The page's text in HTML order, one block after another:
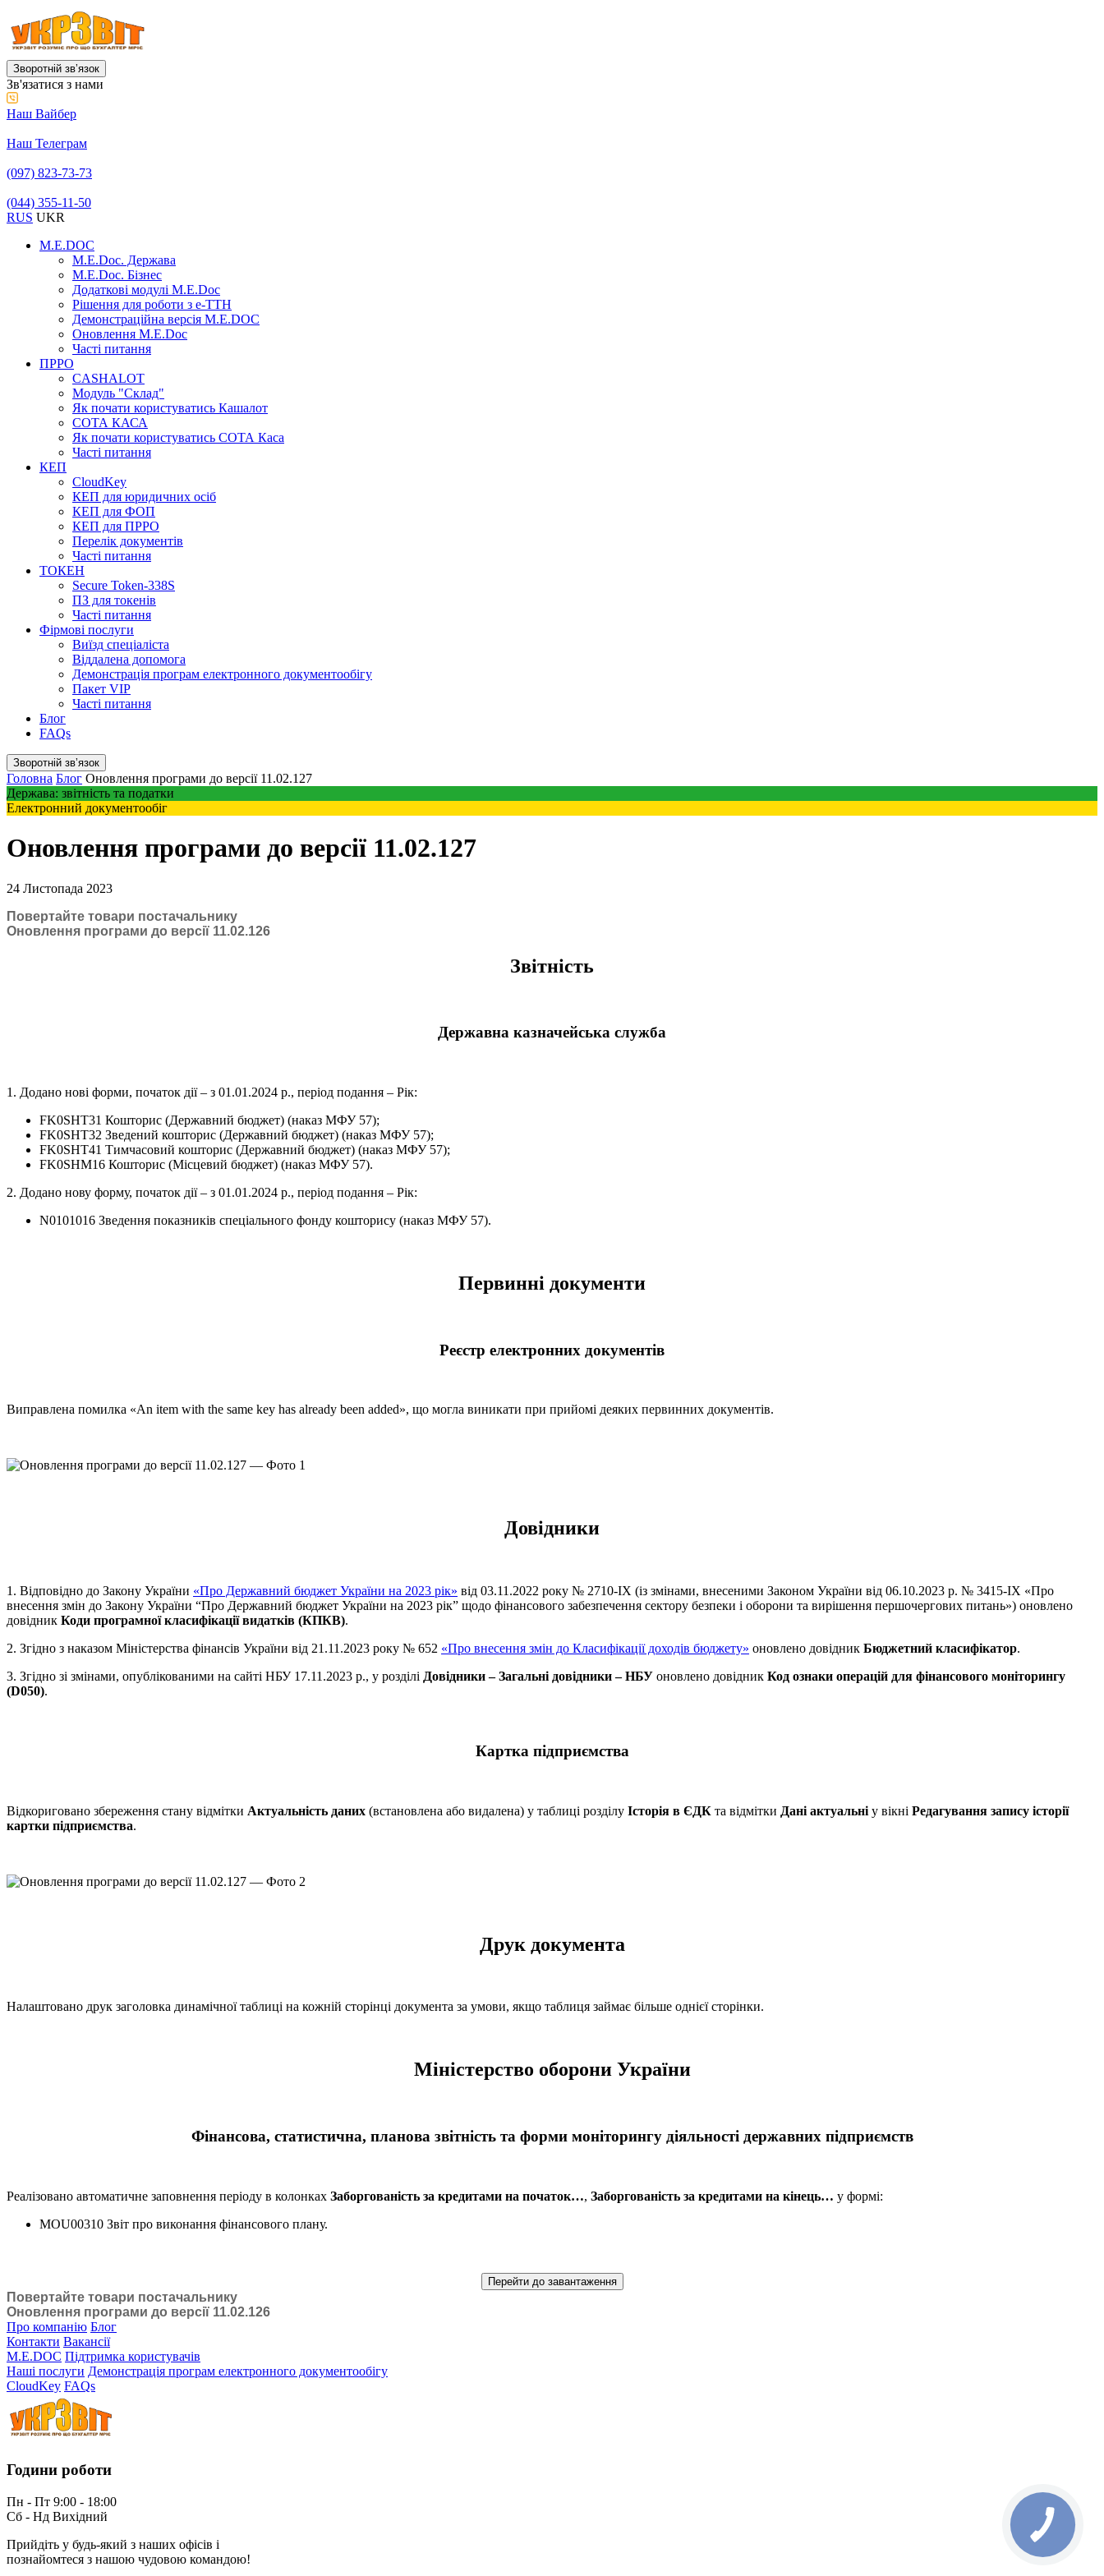
Зворотній звʼязок
Зв'язатися з нами
Наш Вайбер
Наш Телеграм
(097) 823-73-73
(044) 355-11-50
RUS UKR
M.E.DOC
M.E.Doc. Держава
M.E.Doc. Бізнес
Додаткові модулі M.E.Doc
Рішення для роботи з е-ТТН
Демонстраційна версія M.E.DOC
Оновлення M.E.Doc
Часті питання
ПРРО
CASHALOT
Модуль "Склад"
Як почати користуватись Кашалот
СОТА КАСА
Як почати користуватись СОТА Каса
Часті питання
КЕП
CloudKey
КЕП для юридичних осіб
КЕП для ФОП
КЕП для ПРРО
Перелік документів
Часті питання
ТОКЕН
Secure Token-338S
ПЗ для токенів
Часті питання
Фірмові послуги
Виїзд спеціаліста
Віддалена допомога
Демонстрація програм електронного документообігу
Пакет VIP
Часті питання
Блог
FAQs
Зворотній звʼязок
Головна Блог Оновлення програми до версії 11.02.127
Держава: звітність та податки
Електронний документообіг
Оновлення програми до версії 11.02.127
24 Листопада 2023
Повертайте товари постачальнику
Оновлення програми до версії 11.02.126
Звітність
Державна казначейська служба
1. Додано нові форми, початок дії – з 01.01.2024 р., період подання – Рік:
FK0SHT31 Кошторис (Державний бюджет) (наказ МФУ 57);
FK0SHT32 Зведений кошторис (Державний бюджет) (наказ МФУ 57);
FK0SHT41 Тимчасовий кошторис (Державний бюджет) (наказ МФУ 57);
FK0SHM16 Кошторис (Місцевий бюджет) (наказ МФУ 57).
2. Додано нову форму, початок дії – з 01.01.2024 р., період подання – Рік:
N0101016 Зведення показників спеціального фонду кошторису (наказ МФУ 57).
Первинні документи
Реєстр електронних документів
Виправлена помилка «An item with the same key has already been added», що могла виникати при прийомі деяких первинних документів.
Довідники
1. Відповідно до Закону України «Про Державний бюджет України на 2023 рік» від 03.11.2022 року № 2710-IX (із змінами, внесеними Законом України від 06.10.2023 р. № 3415-IX «Про
внесення змін до Закону України “Про Державний бюджет України на 2023 рік” щодо фінансового забезпечення сектору безпеки і оборони та вирішення першочергових питань») оновлено
довідник Коди програмної класифікації видатків (КПКВ).
2. Згідно з наказом Міністерства фінансів України від 21.11.2023 року № 652 «Про внесення змін до Класифікації доходів бюджету» оновлено довідник Бюджетний класифікатор.
3. Згідно зі змінами, опублікованими на сайті НБУ 17.11.2023 р., у розділі Довідники – Загальні довідники – НБУ оновлено довідник Код ознаки операцій для фінансового моніторингу
(D050).
Картка підприємства
Відкориговано збереження стану відмітки Актуальність даних (встановлена або видалена) у таблиці розділу Історія в ЄДК та відмітки Дані актуальні у вікні Редагування запису історії
картки підприємства.
Друк документа
Налаштовано друк заголовка динамічної таблиці на кожній сторінці документа за умови, якщо таблиця займає більше однієї сторінки.
Міністерство оборони України
Фінансова, статистична, планова звітність та форми моніторингу діяльності державних підприємств
Реалізовано автоматичне заповнення періоду в колонках Заборгованість за кредитами на початок…, Заборгованість за кредитами на кінець… у формі:
MOU00310 Звіт про виконання фінансового плану.
Перейти до завантаження
Повертайте товари постачальнику
Оновлення програми до версії 11.02.126
Про компанію Блог
Контакти Вакансії
M.E.DOC Підтримка користувачів
Наші послуги Демонстрація програм електронного документообігу
CloudKey FAQs
Години роботи
Пн - Пт 9:00 - 18:00
Сб - Нд Вихідний
Прийдіть у будь-який з наших офісів і
познайомтеся з нашою чудовою командою!